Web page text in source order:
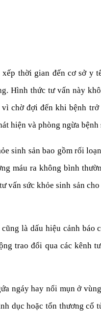
thời gian đến cơ sở y
Hình thức tư vấn này
chờ đợi đến khi bệnh
hiện và phòng ngừa bệnh
sinh sản bao gồm rối
máu ra không bình
vấn sức khỏe sinh sản
là dấu hiệu cảnh báo
trao đổi qua các kênh
ngáy hay nổi mụn ở
dục hoặc tổn thương cổ